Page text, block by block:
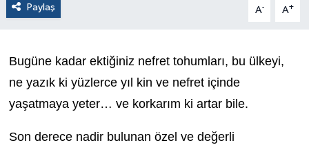
Paylaş A- A+
Bugüne kadar ektiğiniz nefret tohumları, bu ülkeyi,
ne yazık ki yüzlerce yıl kin ve nefret içinde
yaşatmaya yeter… ve korkarım ki artar bile.
Son derece nadir bulunan özel ve değerli
Son Dakika Haberleri